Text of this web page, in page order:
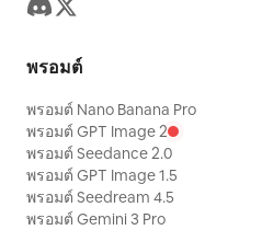
พรอมต์
พรอมต์ Nano Banana Pro
พรอมต์ GPT Image 2
พรอมต์ Seedance 2.0
พรอมต์ GPT Image 1.5
พรอมต์ Seedream 4.5
พรอมต์ Gemini 3 Pro